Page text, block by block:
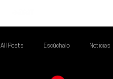
All Posts Escúchalo Noticias